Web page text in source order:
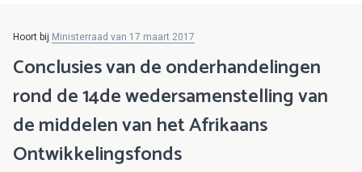
Hoort bij Ministerraad van 17 maart 2017
Conclusies van de onderhandelingen
rond de 14de wedersamenstelling van
de middelen van het Afrikaans
Ontwikkelingsfonds